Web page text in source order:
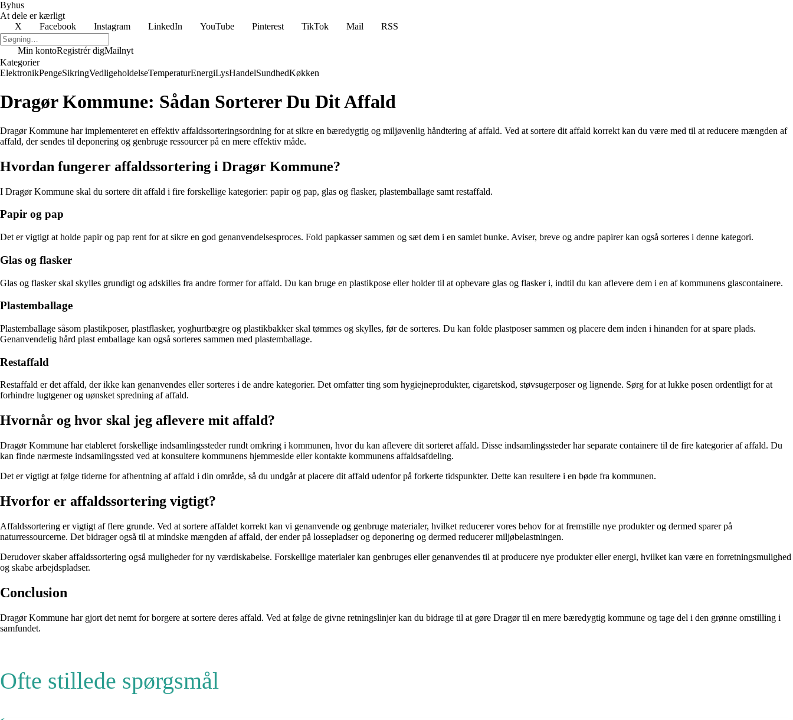
Byhus
At dele er kærligt
X
Facebook Instagram LinkedIn YouTube Pinterest TikTok Mail RSS
Min kontoRegistrér digMailnyt
Kategorier
ElektronikPengeSikringVedligeholdelseTemperaturEnergiLysHandelSundhedKøkken
Dragør Kommune: Sådan Sorterer Du Dit Affald
Dragør Kommune har implementeret en effektiv affaldssorteringsordning for at sikre en bæredygtig og miljøvenlig håndtering af affald. Ved at sortere dit affald korrekt kan du være med til at reducere mængden af
affald, der sendes til deponering og genbruge ressourcer på en mere effektiv måde.
Hvordan fungerer affaldssortering i Dragør Kommune?
I Dragør Kommune skal du sortere dit affald i fire forskellige kategorier: papir og pap, glas og flasker, plastemballage samt restaffald.
Papir og pap
Det er vigtigt at holde papir og pap rent for at sikre en god genanvendelsesproces. Fold papkasser sammen og sæt dem i en samlet bunke. Aviser, breve og andre papirer kan også sorteres i denne kategori.
Glas og flasker
Glas og flasker skal skylles grundigt og adskilles fra andre former for affald. Du kan bruge en plastikpose eller holder til at opbevare glas og flasker i, indtil du kan aflevere dem i en af kommunens glascontainere.
Plastemballage
Plastemballage såsom plastikposer, plastflasker, yoghurtbægre og plastikbakker skal tømmes og skylles, før de sorteres. Du kan folde plastposer sammen og placere dem inden i hinanden for at spare plads.
Genanvendelig hård plast emballage kan også sorteres sammen med plastemballage.
Restaffald
Restaffald er det affald, der ikke kan genanvendes eller sorteres i de andre kategorier. Det omfatter ting som hygiejneprodukter, cigaretskod, støvsugerposer og lignende. Sørg for at lukke posen ordentligt for at
forhindre lugtgener og uønsket spredning af affald.
Hvornår og hvor skal jeg aflevere mit affald?
Dragør Kommune har etableret forskellige indsamlingssteder rundt omkring i kommunen, hvor du kan aflevere dit sorteret affald. Disse indsamlingssteder har separate containere til de fire kategorier af affald. Du
kan finde nærmeste indsamlingssted ved at konsultere kommunens hjemmeside eller kontakte kommunens affaldsafdeling.
Det er vigtigt at følge tiderne for afhentning af affald i din område, så du undgår at placere dit affald udenfor på forkerte tidspunkter. Dette kan resultere i en bøde fra kommunen.
Hvorfor er affaldssortering vigtigt?
Affaldssortering er vigtigt af flere grunde. Ved at sortere affaldet korrekt kan vi genanvende og genbruge materialer, hvilket reducerer vores behov for at fremstille nye produkter og dermed sparer på
naturressourcerne. Det bidrager også til at mindske mængden af affald, der ender på lossepladser og deponering og dermed reducerer miljøbelastningen.
Derudover skaber affaldssortering også muligheder for ny værdiskabelse. Forskellige materialer kan genbruges eller genanvendes til at producere nye produkter eller energi, hvilket kan være en forretningsmulighed
og skabe arbejdspladser.
Conclusion
Dragør Kommune har gjort det nemt for borgere at sortere deres affald. Ved at følge de givne retningslinjer kan du bidrage til at gøre Dragør til en mere bæredygtig kommune og tage del i den grønne omstilling i
samfundet.
Ofte stillede spørgsmål